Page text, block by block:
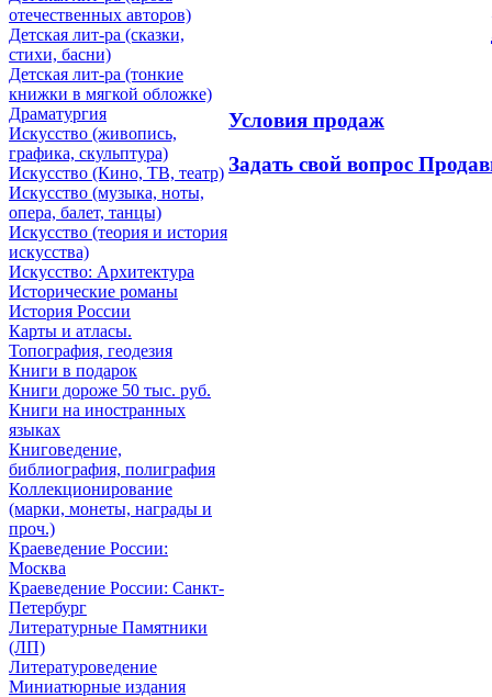
отечественных авторов)
Детская лит-ра (сказки,
стихи, басни)
Детская лит-ра (тонкие
книжки в мягкой обложке)
Драматургия
Искусствo (живопись,
графика, скульптура)
Искусствo (Кино, ТВ, театр)
Искусствo (музыка, ноты,
опера, балет, танцы)
Искусствo (теория и история
искусства)
Искусство: Архитектура
Исторические романы
История России
Карты и атласы.
Топография, геодезия
Книги в подарок
Книги дороже 50 тыс. руб.
Книги на иностранных
языках
Книговедение,
библиография, полиграфия
Коллекционирование
(марки, монеты, награды и
проч.)
Краеведение России:
Москва
Краеведение России: Санкт-
Петербург
Литературные Памятники
(ЛП)
Литературоведение
Миниатюрные издания
Условия продаж
Задать свой вопрос